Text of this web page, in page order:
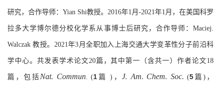
研究，合作导师：Yian Shi教授。2016年1月-2021年1月，在美国科罗
拉多大学博尔德分校化学系从事博士后研究，合作导师：Maciej.
Walczak 教授。2021年3月全职加入 上海交通大学变革性分子前沿科
学中心。共发表学术论文20篇，其中第一（含共一）作者论文18
篇，包括Nat. Commun. (1 篇 ) ，J. Am. Chem. Soc. (5 篇)，